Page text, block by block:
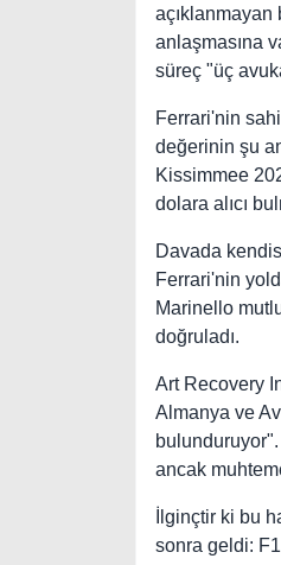
anlaşmasına
süreç "üç
Ferrari'nin
değerinin şu
Kissimmee
dolara alıcı
Davada
Ferrari'nin
Marinello
doğruladı.
Art Recovery
Almanya ve
bulunduruyor".
ancak
İlginçtir ki bu
sonra geldi: